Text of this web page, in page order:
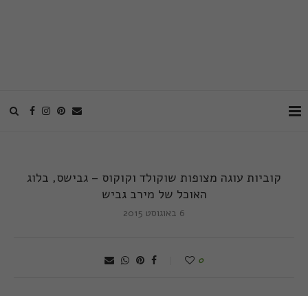
קוביות עוגה מצופות שוקולד וקוקוס – גבישס, בלוג
האוכל של מירב גביש
6 באוגוסט 2015
0